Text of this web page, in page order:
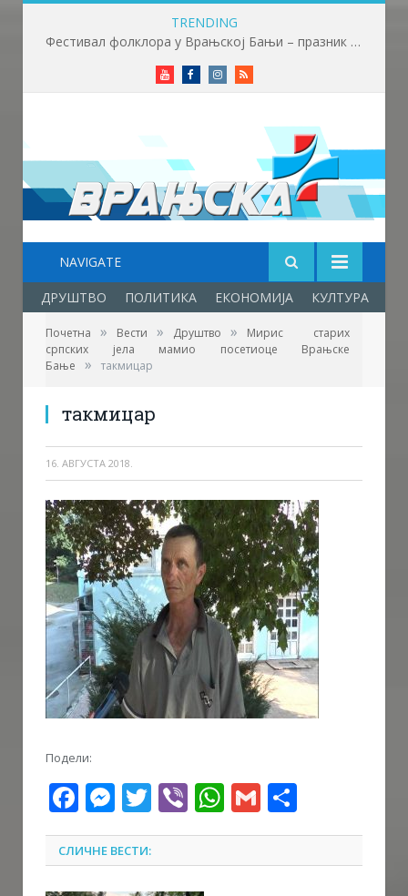
TRENDING
Приређен пријем за учеснике Фестивала фолклора у Врањској Бањи
YoutubeFacebookInstagram
RSS
NAVIGATE
ДРУШТВО ПОЛИТИКА ЕКОНОМИЈА КУЛТУРА
Почетна » Вести » Друштво »
Мирис старих
српских јела мамио посетиоце Врањске
Бање
» такмицар
такмицар
16. АВГУСТА 2018.
Подели:
Facebook
Messenger
Twitter
ViberWhatsApp
Gmail
СЛИЧНЕ ВЕСТИ: